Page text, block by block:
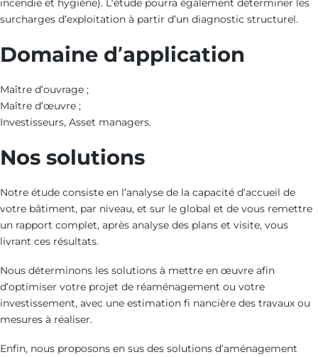
incendie et hygiène). L’étude pourra également déterminer les
surcharges d’exploitation à partir d’un diagnostic structurel.
Domaine d’application
Maître d’ouvrage ;
Maître d’œuvre ;
Investisseurs, Asset managers.
Nos solutions
Notre étude consiste en l’analyse de la capacité d’accueil de
votre bâtiment, par niveau, et sur le global et de vous remettre
un rapport complet, après analyse des plans et visite, vous
livrant ces résultats.
Nous déterminons les solutions à mettre en œuvre afin
d’optimiser votre projet de réaménagement ou votre
investissement, avec une estimation fi nancière des travaux ou
mesures à réaliser.
Enfin, nous proposons en sus des solutions d’aménagement